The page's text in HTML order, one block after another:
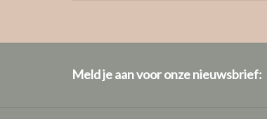
Meld je aan voor onze nieuwsbrief: